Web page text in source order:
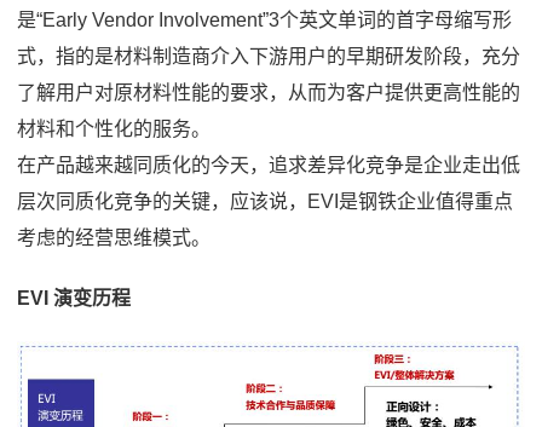
是“Early Vendor Involvement”3个英文单词的首字母缩写形
式，指的是材料制造商介入下游用户的早期研发阶段，充分
了解用户对原材料性能的要求，从而为客户提供更高性能的
材料和个性化的服务。
在产品越来越同质化的今天，追求差异化竞争是企业走出低
层次同质化竞争的关键，应该说，EVI是钢铁企业值得重点
考虑的经营思维模式。
EVI 演变历程